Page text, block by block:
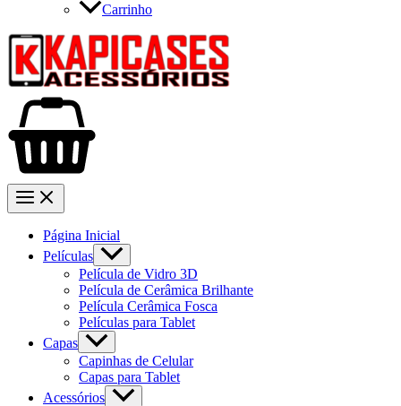
Carrinho
Página Inicial
Películas
Película de Vidro 3D
Película de Cerâmica Brilhante
Película Cerâmica Fosca
Películas para Tablet
Capas
Capinhas de Celular
Capas para Tablet
Acessórios